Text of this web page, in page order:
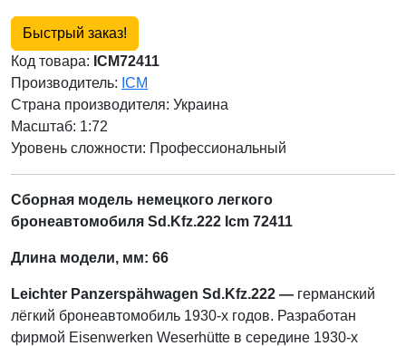
Быстрый заказ!
Код товара: ICM72411
Производитель: ICM
Страна производителя: Украина
Масштаб: 1:72
Уровень сложности: Профессиональный
Сборная модель немецкого легкого
бронеавтомобиля Sd.Kfz.222 Icm 72411
Длина модели, мм: 66
Leichter Panzerspähwagen Sd.Kfz.222 — германский
лёгкий бронеавтомобиль 1930-х годов. Разработан
фирмой Eisenwerken Weserhütte в середине 1930-х